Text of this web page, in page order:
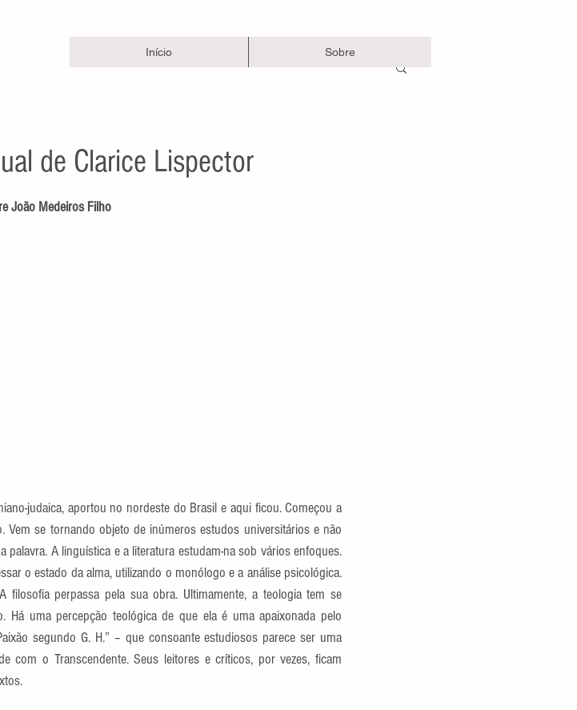
Início Sobre
de Clarice Lispector
João Medeiros Filho
judaica, aportou no nordeste do Brasil e aqui ficou. Começou a
Vem se tornando objeto de inúmeros estudos universitários e não
A linguística e a literatura estudam-na sob vários enfoques.
o estado da alma, utilizando o monólogo e a análise psicológica.
filosofia perpassa pela sua obra. Ultimamente, a teologia tem se
Há uma percepção teológica de que ela é uma apaixonada pelo
segundo G. H.” – que consoante estudiosos parece ser uma
com o Transcendente. Seus leitores e críticos, por vezes, ficam